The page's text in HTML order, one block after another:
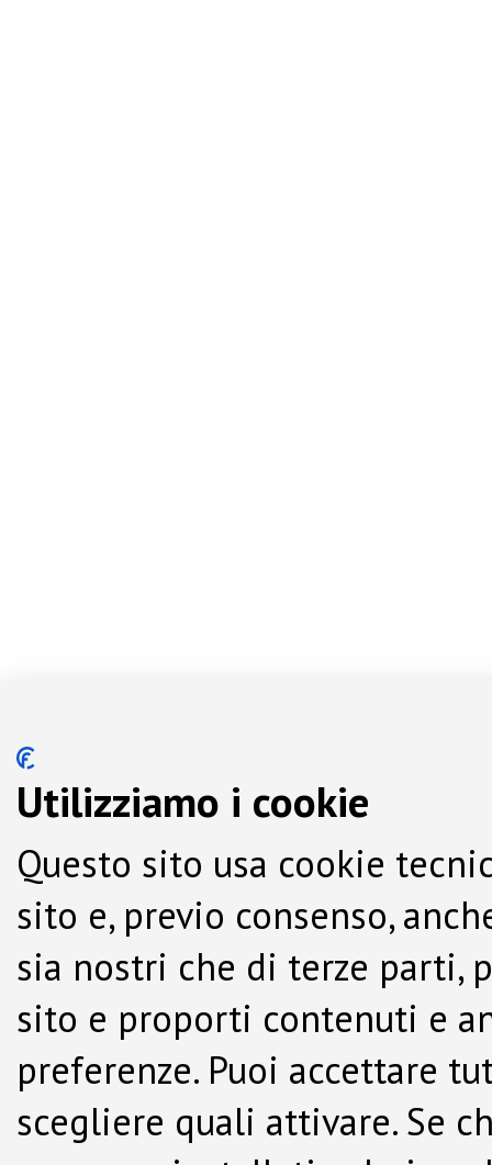
Utilizziamo i cookie
Questo sito usa cookie
sito e, previo consenso,
sia nostri che di terze parti,
sito e proporti contenuti e
preferenze. Puoi accettare
scegliere quali attivare. Se